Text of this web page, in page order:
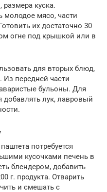
куска.
молодое мясо, части
их достаточно 30
огне под крышкой или в
для вторых блюд,
передней части
бульоны. Для
добавлять лук, лавровый
потребуется
кусочками печень в
блендером, добавить
г. продукта. Отварить
и смешать с